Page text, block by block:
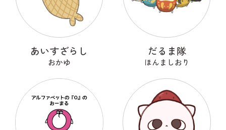
あいすざらし
おかゆ
だるま隊
ほんましおり